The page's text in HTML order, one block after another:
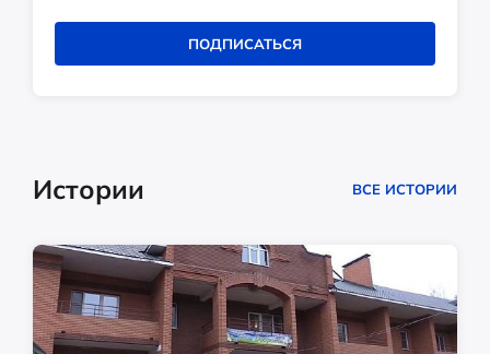
ПОДПИСАТЬСЯ
Истории ВСЕ ИСТОРИИ